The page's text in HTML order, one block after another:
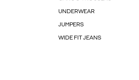
UNDERWEAR
JUMPERS
WIDE FIT JEANS